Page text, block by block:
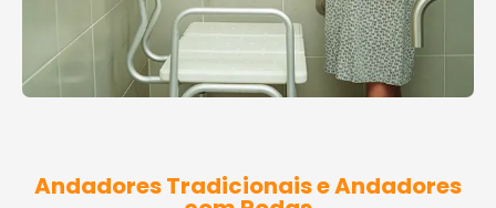
Andadores Tradicionais e Andadores